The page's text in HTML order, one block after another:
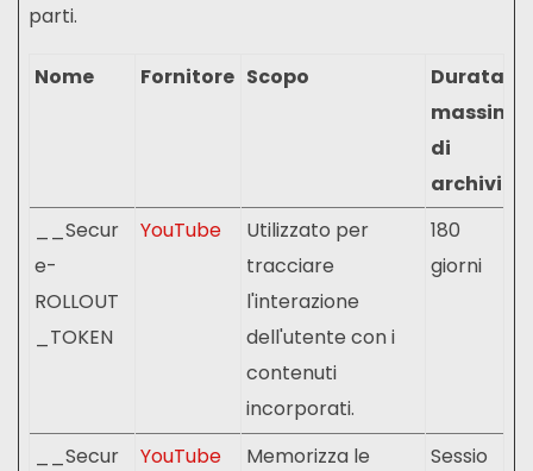
parti.
Nome Fornitore Scopo
Durata
massima
di
__Secur
e-
ROLLOUT
_TOKEN
YouTube
Utilizzato per
tracciare
l'interazione
dell'utente con i
contenuti
incorporati.
180
giorni
__Secur
YouTube
Memorizza le
Sessio